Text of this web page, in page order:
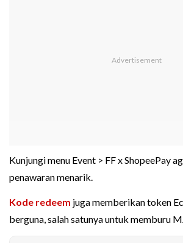
Kunjungi menu Event > FF x ShopeePay
penawaran menarik.
Kode redeem juga memberikan token
berguna, salah satunya untuk memburu